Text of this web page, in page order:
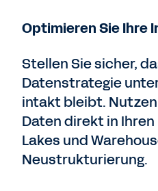
Optimieren Sie Ihre
Stellen Sie sicher,
Datenstrategie
intakt bleibt.
Daten direkt in Ihren
Lakes und
Neustrukturierung.